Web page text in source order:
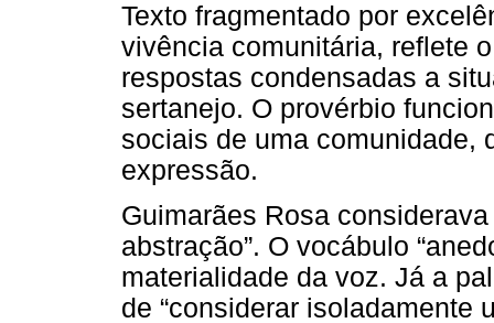
Texto fragmentado por
vivência comunitária, reflete
respostas condensadas a
sertanejo. O provérbio
sociais de uma comunidade,
expressão.
Guimarães Rosa
abstração”. O vocábulo
materialidade da voz. Já a
de “considerar isoladamente